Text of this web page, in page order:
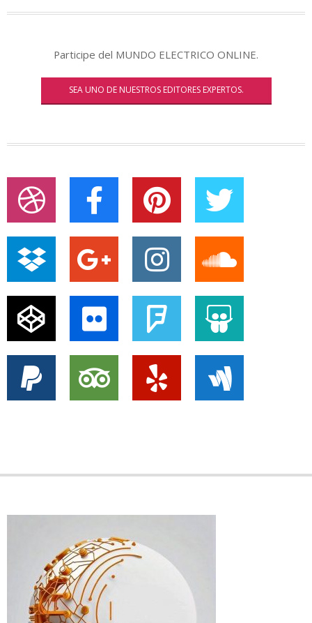
Participe del MUNDO ELECTRICO ONLINE.
SEA UNO DE NUESTROS EDITORES EXPERTOS.